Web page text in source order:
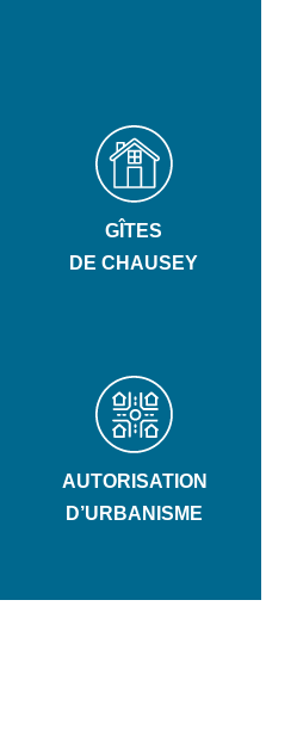
GÎTES
DE CHAUSEY
AUTORISATION
D’URBANISME